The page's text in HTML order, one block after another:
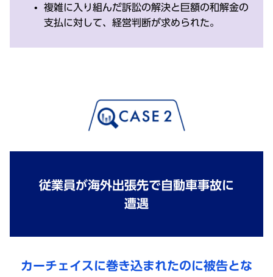
複雑に入り組んだ訴訟の解決と巨額の和解金の
支払に対して、経営判断が求められた。
従業員が海外出張先で自動車事故に
遭遇
カーチェイスに巻き込まれたのに被告とな